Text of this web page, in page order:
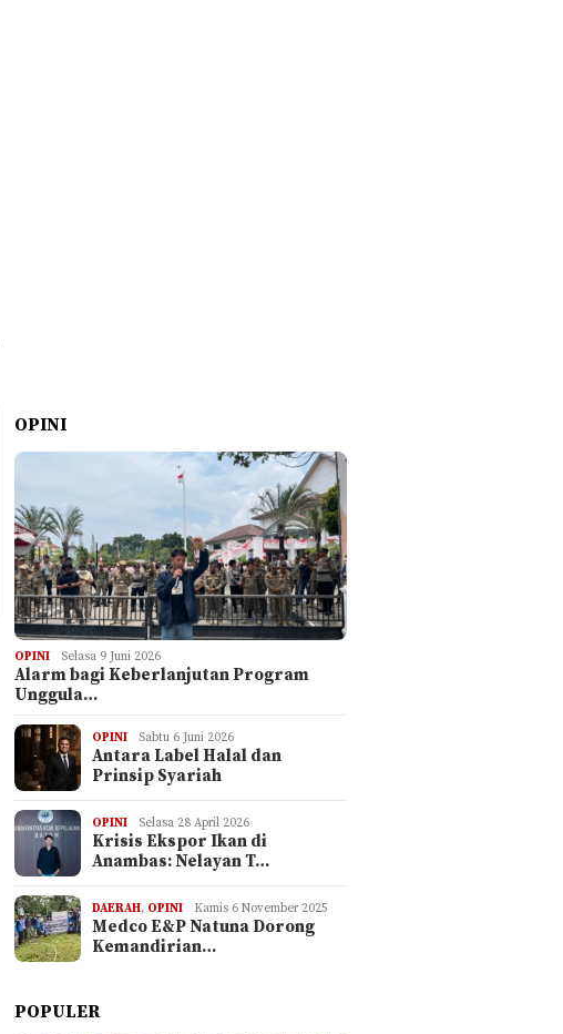
OPINI
OPINI Selasa 9 Juni 2026
Alarm bagi Keberlanjutan Program
Unggula…
OPINI Sabtu 6 Juni 2026
Antara Label Halal dan
Prinsip Syariah
OPINI Selasa 28 April 2026
Krisis Ekspor Ikan di
Anambas: Nelayan T…
DAERAH, OPINI Kamis 6 November 2025
Medco E&P Natuna Dorong
Kemandirian…
POPULER